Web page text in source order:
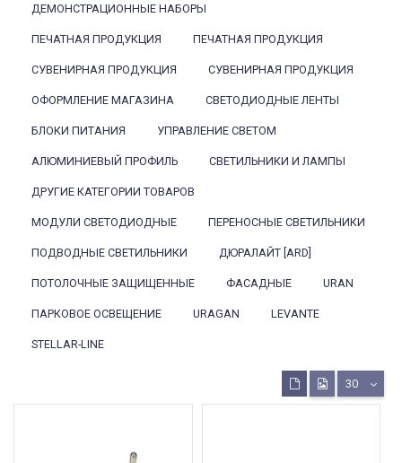
ДЕМОНСТРАЦИОННЫЕ НАБОРЫ
ПЕЧАТНАЯ ПРОДУКЦИЯ ПЕЧАТНАЯ ПРОДУКЦИЯ
СУВЕНИРНАЯ ПРОДУКЦИЯ СУВЕНИРНАЯ ПРОДУКЦИЯ
ОФОРМЛЕНИЕ МАГАЗИНА СВЕТОДИОДНЫЕ ЛЕНТЫ
БЛОКИ ПИТАНИЯ УПРАВЛЕНИЕ СВЕТОМ
АЛЮМИНИЕВЫЙ ПРОФИЛЬ СВЕТИЛЬНИКИ И ЛАМПЫ
ДРУГИЕ КАТЕГОРИИ ТОВАРОВ
МОДУЛИ СВЕТОДИОДНЫЕ ПЕРЕНОСНЫЕ СВЕТИЛЬНИКИ
ПОДВОДНЫЕ СВЕТИЛЬНИКИ ДЮРАЛАЙТ [ARD]
ПОТОЛОЧНЫЕ ЗАЩИЩЕННЫЕ ФАСАДНЫЕ URAN
ПАРКОВОЕ ОСВЕЩЕНИЕ URAGAN LEVANTE
STELLAR-LINE
30